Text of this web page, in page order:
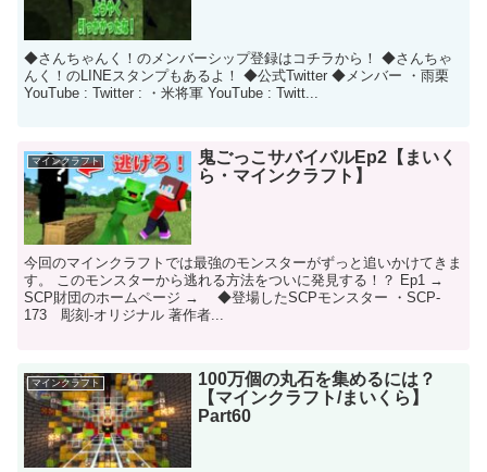
◆さんちゃんく！のメンバーシップ登録はコチラから！ ◆さんちゃ
んく！のLINEスタンプもあるよ！ ◆公式Twitter ◆メンバー ・雨栗
YouTube : Twitter : ・米将軍 YouTube : Twitt...
マインクラフト
鬼ごっこサバイバルEp2【まいく
ら・マインクラフト】
今回のマインクラフトでは最強のモンスターがずっと追いかけてきま
す。 このモンスターから逃れる方法をついに発見する！？ Ep1 →
SCP財団のホームページ → ◆登場したSCPモンスター ・SCP-
173 彫刻-オリジナル 著作者...
マインクラフト
100万個の丸石を集めるには？
【マインクラフト/まいくら】
Part60